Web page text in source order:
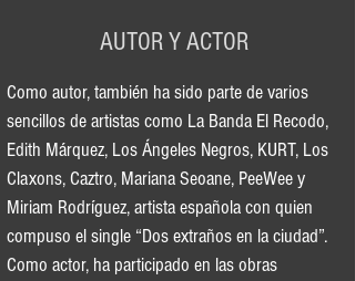
AUTOR Y ACTOR
Como autor, también ha sido parte de varios
sencillos de artistas como La Banda El Recodo,
Edith Márquez, Los Ángeles Negros, KURT, Los
Claxons, Caztro, Mariana Seoane, PeeWee y
Miriam Rodríguez, artista española con quien
compuso el single “Dos extraños en la ciudad”.
Como actor, ha participado en las obras